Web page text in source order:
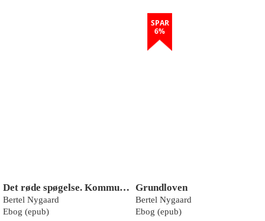
Det røde spøgelse. Kommunismen og 1840 ernes danske politiske kultur
Bertel Nygaard
Ebog (epub)
SPAR
6%
Grundloven
Bertel Nygaard
Ebog (epub)